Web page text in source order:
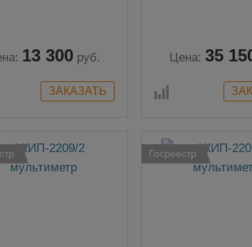
13 300 руб. Цена: 35
Госреестр